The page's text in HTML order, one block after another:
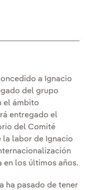
a Ignacio
del grupo
el ámbito
entregado el
del Comité
la labor de Ignacio
en los últimos años.
ha pasado de tener